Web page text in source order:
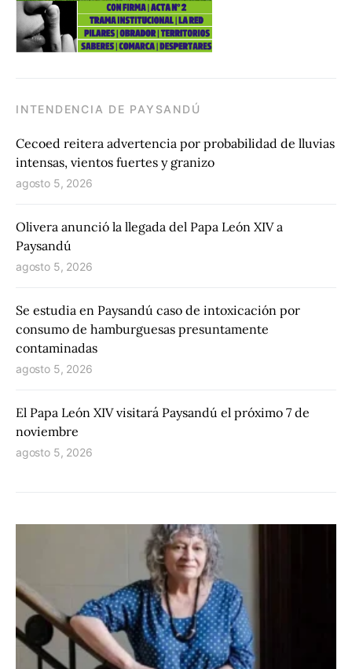
INTENDENCIA DE PAYSANDÚ
Cecoed reitera advertencia por probabilidad de lluvias
intensas, vientos fuertes y granizo
agosto 5, 2026
Olivera anunció la llegada del Papa León XIV a
Paysandú
agosto 5, 2026
Se estudia en Paysandú caso de intoxicación por
consumo de hamburguesas presuntamente
contaminadas
agosto 5, 2026
El Papa León XIV visitará Paysandú el próximo 7 de
noviembre
agosto 5, 2026